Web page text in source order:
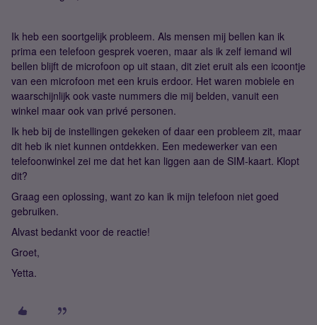
Ik heb een soortgelijk probleem. Als mensen mij bellen kan ik
prima een telefoon gesprek voeren, maar als ik zelf iemand wil
bellen blijft de microfoon op uit staan, dit ziet eruit als een icoontje
van een microfoon met een kruis erdoor. Het waren mobiele en
waarschijnlijk ook vaste nummers die mij belden, vanuit een
winkel maar ook van privé personen.
Ik heb bij de instellingen gekeken of daar een probleem zit, maar
dit heb ik niet kunnen ontdekken. Een medewerker van een
telefoonwinkel zei me dat het kan liggen aan de SIM-kaart. Klopt
dit?
Graag een oplossing, want zo kan ik mijn telefoon niet goed
gebruiken.
Alvast bedankt voor de reactie!
Groet,
Yetta.